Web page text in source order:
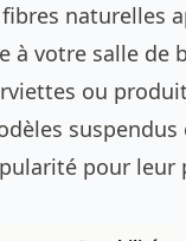
fibres naturelles
à votre salle de
ou
pour leur